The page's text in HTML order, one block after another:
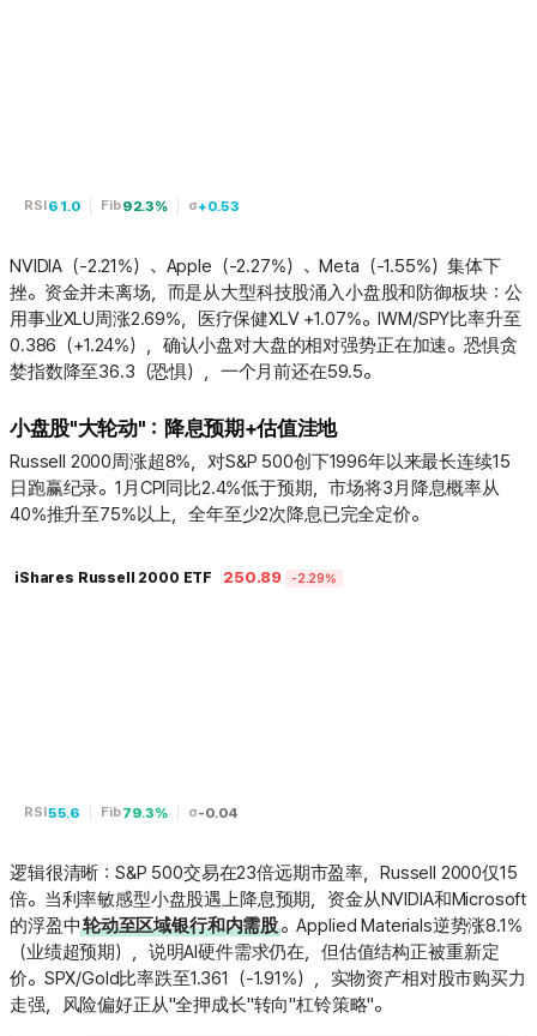
RSI 61.0 Fib92.3% σ+0.53
NVIDIA（-2.21%）、Apple（-2.27%）、Meta（-1.55%）集体下
挫。资金并未离场，而是从大型科技股涌入小盘股和防御板块：公
用事业XLU周涨2.69%，医疗保健XLV +1.07%。IWM/SPY比率升至
0.386（+1.24%），确认小盘对大盘的相对强势正在加速。恐惧贪
婪指数降至36.3（恐惧），一个月前还在59.5。
小盘股"大轮动"：降息预期+估值洼地
Russell 2000周涨超8%，对S&P 500创下1996年以来最长连续15
日跑赢纪录。1月CPI同比2.4%低于预期，市场将3月降息概率从
40%推升至75%以上，全年至少2次降息已完全定价。
iShares Russell 2000 ETF 250.89 -2.29%
RSI 55.6 Fib79.3% σ-0.04
逻辑很清晰：S&P 500交易在23倍远期市盈率，Russell 2000仅15
倍。当利率敏感型小盘股遇上降息预期，资金从NVIDIA和Microsoft
的浮盈中轮动至区域银行和内需股。Applied Materials逆势涨8.1%
（业绩超预期），说明AI硬件需求仍在，但估值结构正被重新定
价。SPX/Gold比率跌至1.361（-1.91%），实物资产相对股市购买力
走强，风险偏好正从"全押成长"转向"杠铃策略"。